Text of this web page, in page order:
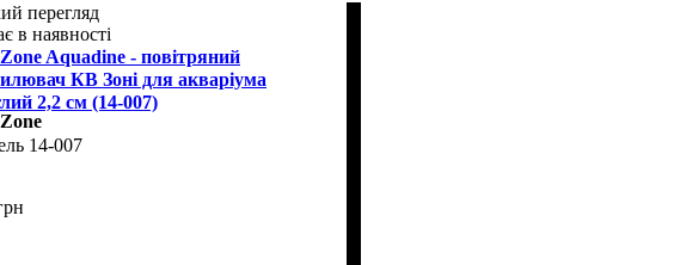
перегляд
в наявності
Aquadine - повітряний
КВ Зоні для акваріума
2,2 см (14-007)
14-007